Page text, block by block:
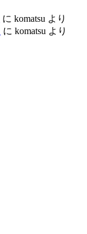
に komatsu より
に komatsu より